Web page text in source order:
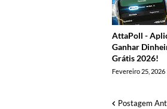
AttaPoll -
Ganhar
Grátis 2026!
Fevereiro 25, 2026
Postagem